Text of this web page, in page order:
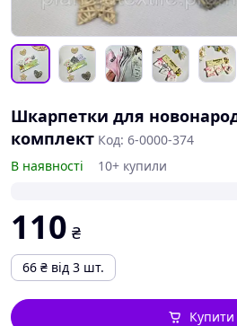
Шкарпетки для
комплект Код: 6-0000-374
В наявності
10+ купили
110 ₴
66 ₴ від 3 шт.
Купити